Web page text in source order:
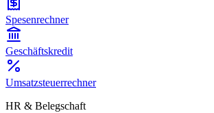
Spesenrechner
Geschäftskredit
Umsatzsteuerrechner
HR & Belegschaft